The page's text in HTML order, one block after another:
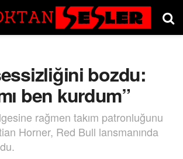
bozdu:
ben kurdum”
rağmen takım patronluğunu
Horner, Red Bull lansmanında